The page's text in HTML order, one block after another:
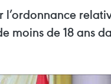
moins de 18 ans